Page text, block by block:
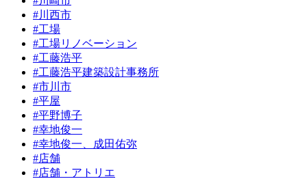
#川西市
#工場
#工場リノベーション
#工藤浩平
#工藤浩平建築設計事務所
#市川市
#平屋
#平野博子
#幸地俊一
#幸地俊一、成田佑弥
#店舗
#店舗・アトリエ